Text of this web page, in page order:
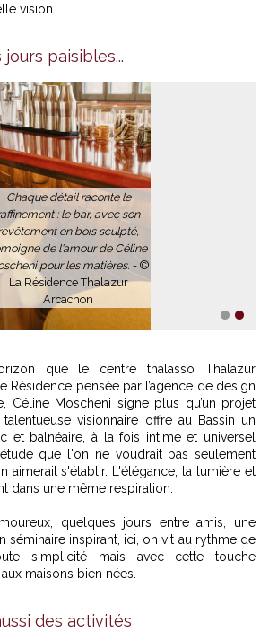
vision.
paisibles...
Chaque détail raconte le
: le bar, avec son
en bois sculpté,
de l'amour de Céline
pour les matières. - ©
La Résidence Thalazur
Arcachon
que le centre thalasso Thalazur
Résidence pensée par l’agence de design
Céline Moscheni signe plus qu’un projet
talentueuse visionnaire offre au Bassin un
et balnéaire, à la fois intime et universel
que l'on ne voudrait pas seulement
aimerait s'établir. L'élégance, la lumière et
dans une même respiration.
quelques jours entre amis, une
séminaire inspirant, ici, on vit au rythme de
simplicité mais avec cette touche
maisons bien nées.
des activités